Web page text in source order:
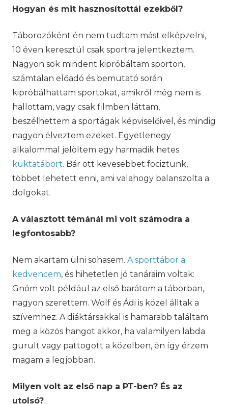
Hogyan és mit hasznosítottál ezekből?
Táborozóként én nem tudtam mást elképzelni,
10 éven keresztül csak sportra jelentkeztem.
Nagyon sok mindent kipróbáltam sporton,
számtalan előadó és bemutató során
kipróbálhattam sportokat, amikről még nem is
hallottam, vagy csak filmben láttam,
beszélhettem a sportágak képviselőivel, és mindig
nagyon élveztem ezeket. Egyetlenegy
alkalommal jelöltem egy harmadik hetes
kuktatábort. Bár ott kevesebbet fociztunk,
többet lehetett enni, ami valahogy balanszolta a
dolgokat.
A választott témánál mi volt számodra a
legfontosabb?
Nem akartam ülni sohasem. A sporttábor a
kedvencem, és hihetetlen jó tanáraim voltak:
Gnóm volt például az első barátom a táborban,
nagyon szerettem. Wolf és Ádi is közel álltak a
szívemhez. A diáktársakkal is hamarabb találtam
meg a közös hangot akkor, ha valamilyen labda
gurult vagy pattogott a közelben, én így érzem
magam a legjobban.
Milyen volt az első nap a PT-ben? És az
utolsó?